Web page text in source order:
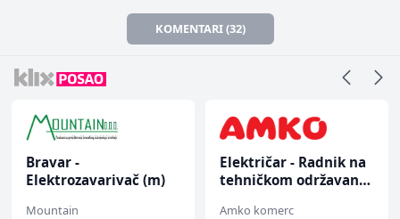
KOMENTARI (32)
Bravar -
Elektrozavarivač (m)
Mountain
Električar - Radnik na
tehničkom održavanju
Amko komerc